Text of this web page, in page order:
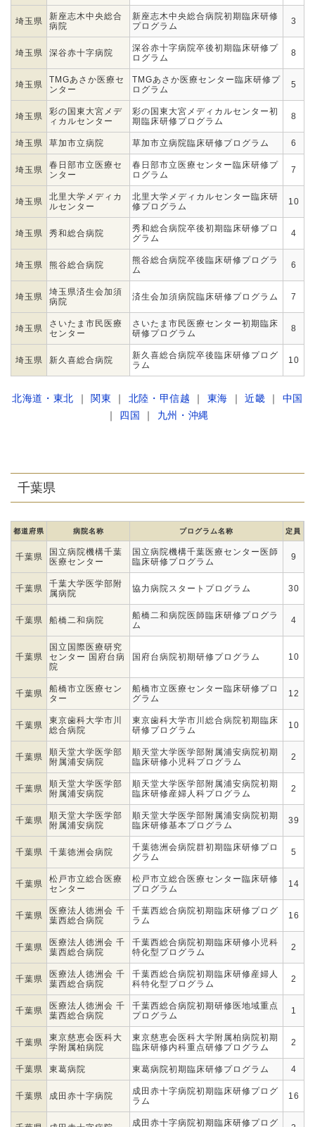
埼玉県
新座志木中央総合
病院
新座志木中央総合病院初期臨床研修
プログラム
3
埼玉県 深谷赤十字病院
深谷赤十字病院卒後初期臨床研修プ
ログラム
8
埼玉県
TMGあさか医療セ
ンター
TMGあさか医療センター臨床研修プ
ログラム
5
埼玉県
彩の国東大宮メデ
ィカルセンター
彩の国東大宮メディカルセンター初
期臨床研修プログラム
8
埼玉県 草加市立病院 草加市立病院臨床研修プログラム 6
埼玉県
春日部市立医療セ
ンター
春日部市立医療センター臨床研修プ
ログラム
7
埼玉県
北里大学メディカ
ルセンター
北里大学メディカルセンター臨床研
修プログラム
10
埼玉県 秀和総合病院
秀和総合病院卒後初期臨床研修プロ
グラム
4
埼玉県 熊谷総合病院
熊谷総合病院卒後臨床研修プログラ
ム
6
埼玉県
埼玉県済生会加須
病院
済生会加須病院臨床研修プログラム 7
埼玉県
さいたま市民医療
センター
さいたま市民医療センター初期臨床
研修プログラム
8
埼玉県 新久喜総合病院
新久喜総合病院卒後臨床研修プログ
ラム
10
北海道・東北 関東 北陸・甲信越 東海 ｜近畿
中国
四国 九州・沖縄
千葉県
都道府県 病院名称 プログラム名称 定員
千葉県
国立病院機構千葉
医療センター
国立病院機構千葉医療センター医師
臨床研修プログラム
9
千葉県
千葉大学医学部附
属病院
協力病院スタートプログラム 30
千葉県 船橋二和病院
船橋二和病院医師臨床研修プログラ
ム
4
千葉県
国立国際医療研究
センター 国府台病
院
国府台病院初期研修プログラム 10
千葉県
船橋市立医療セン
ター
船橋市立医療センター臨床研修プロ
グラム
12
千葉県
東京歯科大学市川
総合病院
東京歯科大学市川総合病院初期臨床
研修プログラム
10
千葉県
順天堂大学医学部
附属浦安病院
順天堂大学医学部附属浦安病院初期
臨床研修小児科プログラム
2
千葉県
順天堂大学医学部
附属浦安病院
順天堂大学医学部附属浦安病院初期
臨床研修産婦人科プログラム
2
千葉県
順天堂大学医学部
附属浦安病院
順天堂大学医学部附属浦安病院初期
臨床研修基本プログラム
39
千葉県 千葉徳洲会病院
千葉徳洲会病院群初期臨床研修プロ
グラム
5
千葉県
松戸市立総合医療
センター
松戸市立総合医療センター臨床研修
プログラム
14
千葉県
医療法人徳洲会 千
葉西総合病院
千葉西総合病院初期臨床研修プログ
ラム
16
千葉県
医療法人徳洲会 千
葉西総合病院
千葉西総合病院初期臨床研修小児科
特化型プログラム
2
千葉県
医療法人徳洲会 千
葉西総合病院
千葉西総合病院初期臨床研修産婦人
科特化型プログラム
2
千葉県
医療法人徳洲会 千
葉西総合病院
千葉西総合病院初期研修医地域重点
プログラム
1
千葉県
東京慈恵会医科大
学附属柏病院
東京慈恵会医科大学附属柏病院初期
臨床研修内科重点研修プログラム
2
千葉県 東葛病院 東葛病院初期臨床研修プログラム 4
千葉県 成田赤十字病院
成田赤十字病院初期臨床研修プログ
ラム
16
成田赤十字病院初期臨床研修プログ